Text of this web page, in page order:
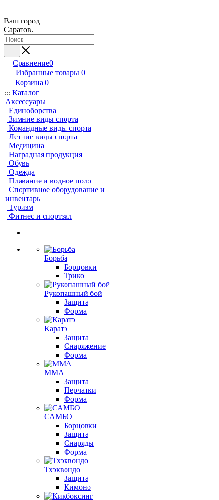
Ваш город
Саратов
Сравнение0
Избранные товары 0
Корзина 0
Каталог
Аксессуары
Единоборства
Зимние виды спорта
Командные виды спорта
Летние виды спорта
Медицина
Наградная продукция
Обувь
Одежда
Плавание и водное поло
Спортивное оборудование и
инвентарь
Туризм
Фитнес и спортзал
Борьба
Борцовки
Трико
Рукопашный бой
Защита
Форма
Каратэ
Защита
Снаряжение
Форма
ММА
Защита
Перчатки
Форма
САМБО
Борцовки
Защита
Снаряды
Форма
Тхэквондо
Защита
Кимоно